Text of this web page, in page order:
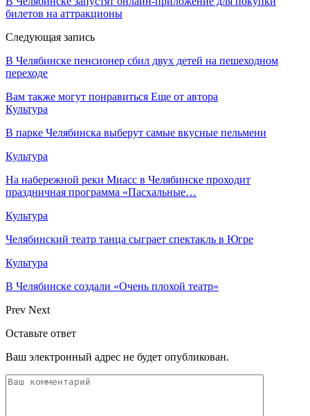
билетов на аттракционы
Следующая запись
В Челябинске пенсионер сбил двух детей на пешеходном
переходе
Вам также могут понравиться Еще от автора
Культура
В парке Челябинска выберут самые вкусные пельмени
Культура
На набережной реки Миасс в Челябинске проходит
праздничная программа «Пасхальные…
Культура
Челябинский театр танца сыграет спектакль в Югре
Культура
В Челябинске создали «Очень плохой театр»
Prev Next
Оставьте ответ
Ваш электронный адрес не будет опубликован.